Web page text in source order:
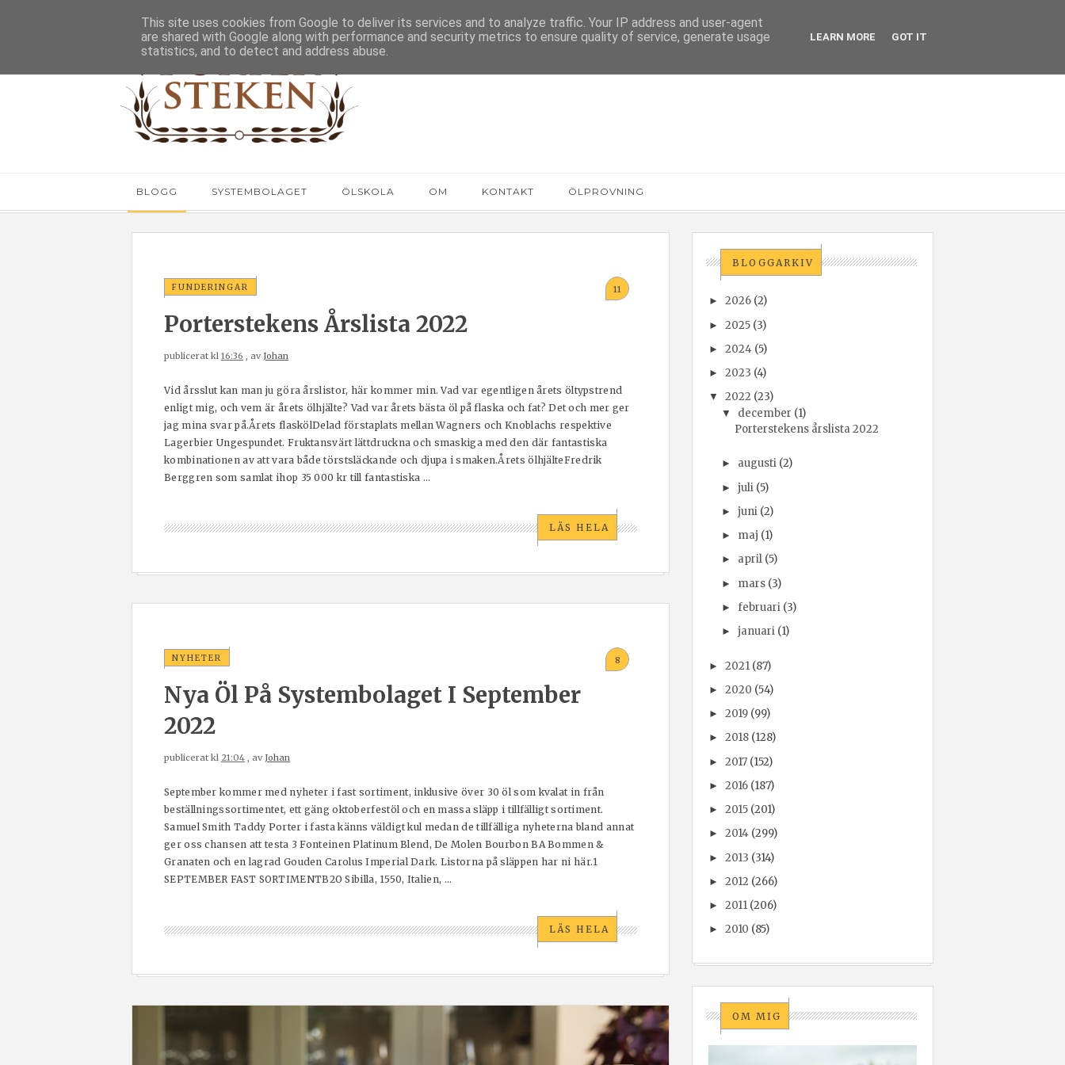
BLOGG SYSTEMBOLAGET ÖLSKOLA OM KONTAKT ÖLPROVNING
FUNDERINGAR 11
Porterstekens Årslista 2022
publicerat kl 16:36 , avJohan
Vid årsslut kan man ju göra årslistor, här kommer min. Vad var egentligen årets öltypstrend
enligt mig, och vem är årets ölhjälte? Vad var årets bästa öl på flaska och fat? Det och mer ger
jag mina svar på.Årets flaskölDelad förstaplats mellan Wagners och Knoblachs respektive
Lagerbier Ungespundet. Fruktansvärt lättdruckna och smaskiga med den där fantastiska
kombinationen av att vara både törstsläckande och djupa i smaken.Årets ölhjälteFredrik
Berggren som samlat ihop 35 000 kr till fantastiska ...
LÄS HELA
NYHETER 8
Nya Öl På Systembolaget I September
2022
publicerat kl 21:04 , avJohan
September kommer med nyheter i fast sortiment, inklusive över 30 öl som kvalat in från
beställningssortimentet, ett gäng oktoberfestöl och en massa släpp i tillfälligt sortiment.
Samuel Smith Taddy Porter i fasta känns väldigt kul medan de tillfälliga nyheterna bland annat
ger oss chansen att testa 3 Fonteinen Platinum Blend, De Molen Bourbon BA Bommen &
Granaten och en lagrad Gouden Carolus Imperial Dark. Listorna på släppen har ni här.1
SEPTEMBER FAST SORTIMENTB2O Sibilla, 1550, Italien, ...
LÄS HELA
BLOGGARKIV
►2026 (2)
►2025 (3)
►2024 (5)
►2023 (4)
▼ 2022 (23)
▼ december (1)
Porterstekens årslista 2022
► augusti (2)
► juli (5)
► juni (2)
► maj (1)
► april (5)
► mars (3)
► februari (3)
► januari (1)
►2021 (87)
►2020 (54)
►2019 (99)
►2018 (128)
►2017 (152)
►2016 (187)
►2015 (201)
►2014 (299)
►2013 (314)
►2012 (266)
►2011 (206)
►2010 (85)
OM MIG
This site uses cookies from Google to deliver its services and to analyze traffic. Your IP address and user-agent
are shared with Google along with performance and security metrics to ensure quality of service, generate usage
statistics, and to detect and address abuse.
LEARN MORE GOT IT